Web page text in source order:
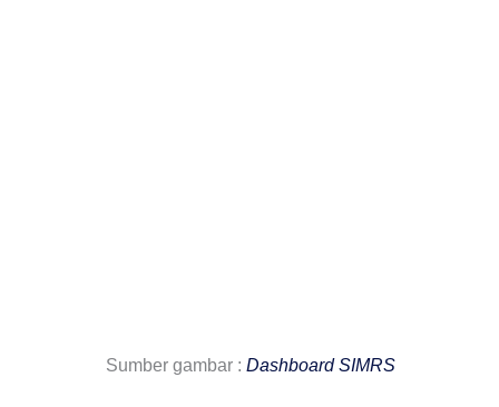
Sumber gambar : Dashboard SIMRS